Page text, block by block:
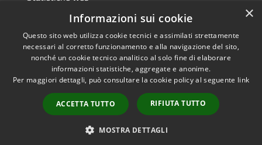
Accessibilità
Privacy
Mappa del sito
Copyright © 2026 • Comune di
Buccinasco • Powered by
Municipium•Accesso
redazione
×
Informazioni sui cookie
Questo sito web utilizza cookie tecnici e assimilati strettamente
necessari al corretto funzionamento e alla navigazione del sito,
nonché un cookie tecnico analitico al solo fine di elaborare
informazioni statistiche, aggregate e anonime.
Per maggiori dettagli, può consultare la cookie policy al seguente link
ACCETTA TUTTO RIFIUTA TUTTO
MOSTRA DETTAGLI